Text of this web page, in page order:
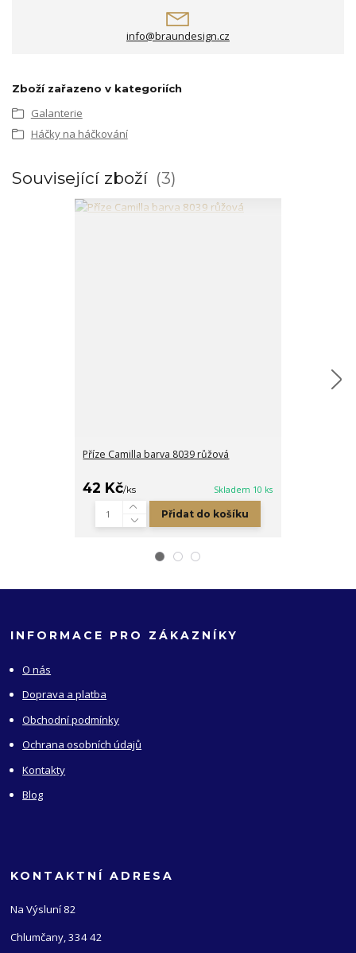
info@braundesign.cz
Zboží zařazeno v kategoriích
Galanterie
Háčky na háčkování
Související zboží 3
Příze Camilla barva 8039 růžová
42 Kč/ks Skladem 10 ks
Přidat do košíku
INFORMACE PRO ZÁKAZNÍKY
O nás
Doprava a platba
Obchodní podmínky
Ochrana osobních údajů
Kontakty
Blog
KONTAKTNÍ ADRESA
Na Výsluní 82
Chlumčany, 334 42